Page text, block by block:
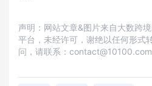
声明：网站文章&图片来自大数跨
平台，未经许可，谢绝以任何形式
问，请联系：contact@10100.com